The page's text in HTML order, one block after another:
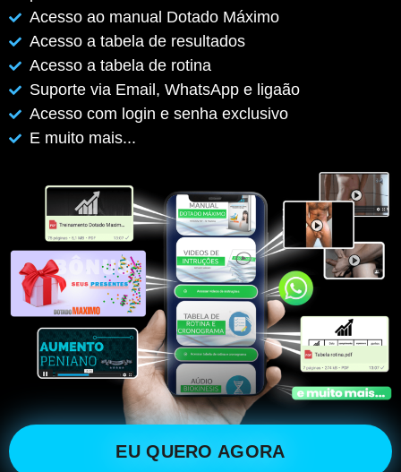
Acesso ao manual Dotado Máximo
Acesso a tabela de resultados
Acesso a tabela de rotina
Suporte via Email, WhatsApp e ligaão
Acesso com login e senha exclusivo
E muito mais...
EU QUERO AGORA